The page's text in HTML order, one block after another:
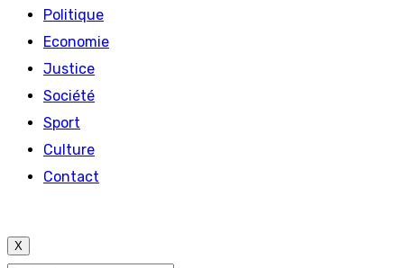
Politique
Economie
Justice
Société
Sport
Culture
Contact
X